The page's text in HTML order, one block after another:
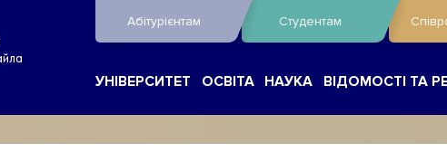
Абітурієнтам Студентам
УНІВЕРСИТЕТ ОСВІТА НАУКА ВІДОМОСТІ ТА